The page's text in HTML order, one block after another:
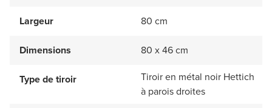
Largeur 80 cm
Dimensions 80 x 46 cm
Type de tiroir
Tiroir en métal noir Hettich
à parois droites